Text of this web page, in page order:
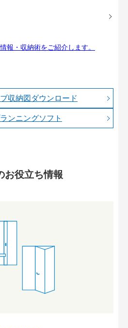
報・収納術をご紹介します。
収納図ダウンロード
ンニングソフト
お役立ち情報